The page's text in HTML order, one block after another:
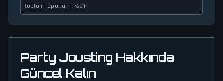
toplam raporların %0'i
Party Jousting Hakkında
Güncel Kalın